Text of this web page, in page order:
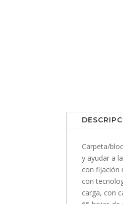
Carpeta/
y ayudar a
con fijación
con
carga, con